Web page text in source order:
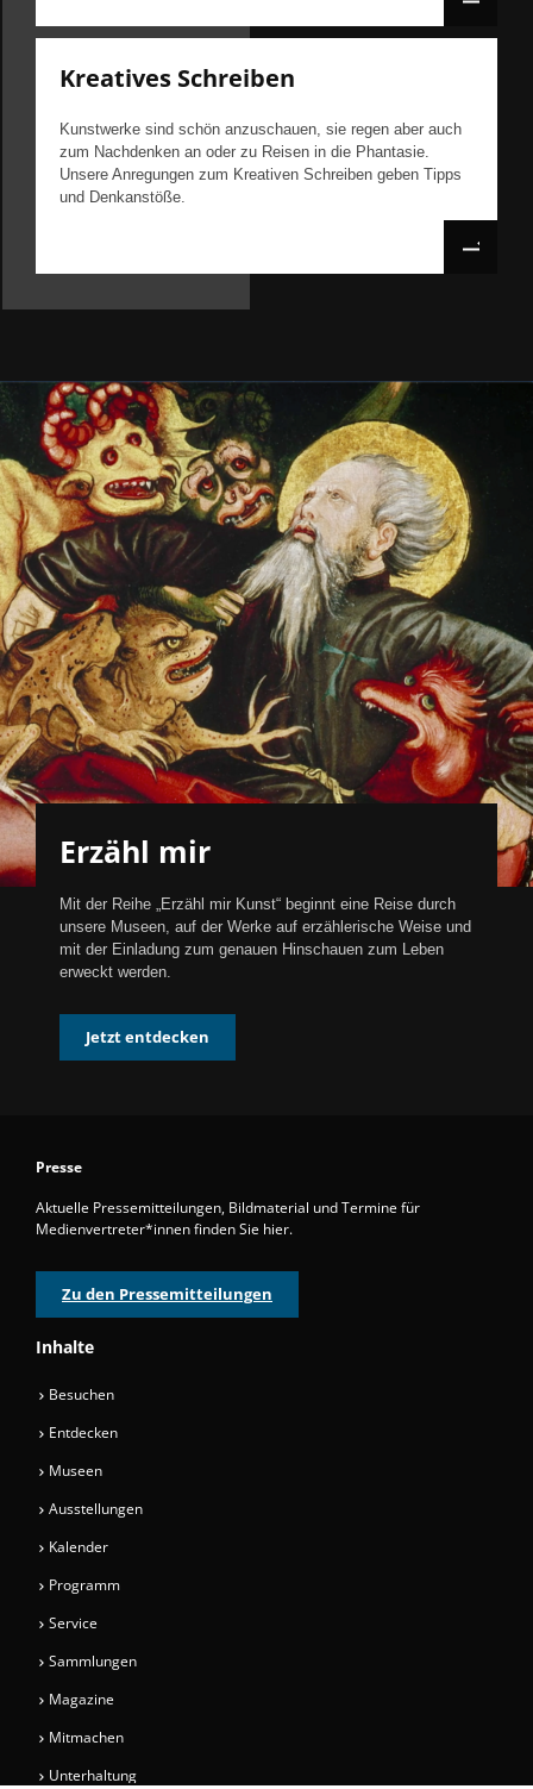
Kreatives Schreiben
Kunstwerke sind schön anzuschauen, sie regen aber auch
zum Nachdenken an oder zu Reisen in die Phantasie.
Unsere Anregungen zum Kreativen Schreiben geben Tipps
und Denkanstöße.
Erzähl mir
Mit der Reihe „Erzähl mir Kunst“ beginnt eine Reise durch
unsere Museen, auf der Werke auf erzählerische Weise und
mit der Einladung zum genauen Hinschauen zum Leben
erweckt werden.
Jetzt entdecken
Presse
Aktuelle Pressemitteilungen, Bildmaterial und Termine für
Medienvertreter*innen finden Sie hier.
Zu den Pressemitteilungen
Inhalte
Besuchen
Entdecken
Museen
Ausstellungen
Kalender
Programm
Service
Sammlungen
Magazine
Mitmachen
Unterhaltung